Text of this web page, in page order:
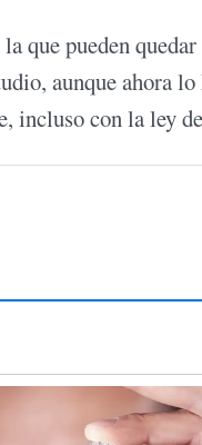
que pueden
aunque ahora
incluso con la ley